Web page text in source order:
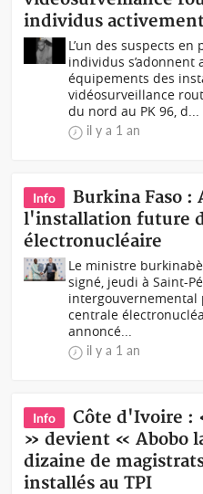
individus
L’un des suspects en
individus s’adonnent
équipements des
vidéosurveillance
du nord au PK 96, d...
il y a 1 an
Info
Burkina Faso :
l'installation future
électronucléaire
Le ministre
signé, jeudi à Saint-
centrale
annoncé...
il y a 1 an
Info
Côte d'Ivoire :
» devient « Abobo
dizaine de
installés au TPI